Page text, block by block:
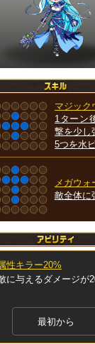
マジック
1ターン
撃を少し
5つを水
メガウォ
敵全体に
性キラー20%
に与えるダメージが
最初から